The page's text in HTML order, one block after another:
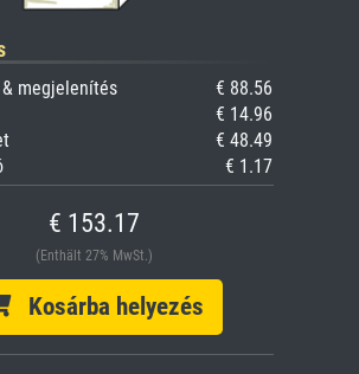
megjelenítés
€ 88.56
€ 14.96
€ 48.49
€ 1.17
€ 153.17
(Enthält 27% MwSt.)
Kosárba helyezés